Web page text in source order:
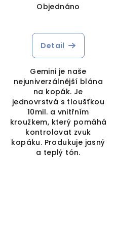
Objednáno
Detail
Gemini je naše
nejuniverzálnější blána
na kopák. Je
jednovrstvá s tloušťkou
10mil. a vnitřním
kroužkem, který pomáhá
kontrolovat zvuk
kopáku. Produkuje jasný
a teplý tón.